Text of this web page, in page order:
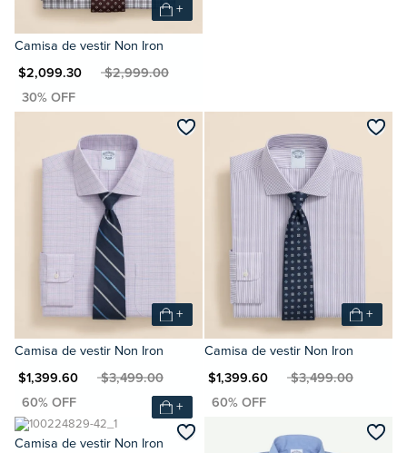
+
Camisa de vestir Non Iron
$2,099.30MXN $2,999.00
+
Camisa de vestir Non Iron
$1,399.60MXN $3,499.00
+
Camisa de vestir Non Iron
MXN $1,399.60MXN $3,499.00
+
Camisa de vestir Non Iron